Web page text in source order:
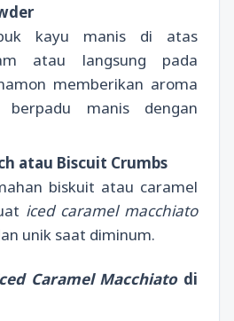
kayu manis di atas
atau langsung pada
memberikan aroma
manis dengan
atau Biscuit Crumbs
biskuit atau caramel
iced caramel macchiato
unik saat diminum.
Caramel Macchiatodi